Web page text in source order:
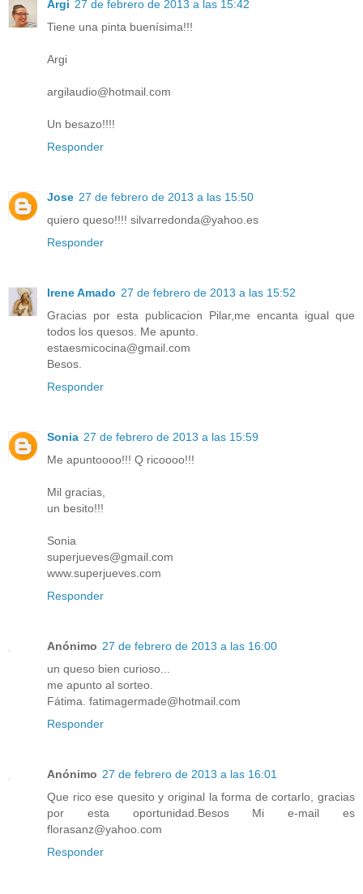
Argi 27 de febrero de 2013 a las 15:42
Tiene una pinta buenísima!!!
Argi
argilaudio@hotmail.com
Un besazo!!!!
Responder
Jose 27 de febrero de 2013 a las 15:50
quiero queso!!!! silvarredonda@yahoo.es
Responder
Irene Amado 27 de febrero de 2013 a las 15:52
Gracias por esta publicacion Pilar,me encanta igual que
todos los quesos. Me apunto.
estaesmicocina@gmail.com
Besos.
Responder
Sonia 27 de febrero de 2013 a las 15:59
Me apuntoooo!!! Q ricoooo!!!
Mil gracias,
un besito!!!
Sonia
superjueves@gmail.com
www.superjueves.com
Responder
Anónimo 27 de febrero de 2013 a las 16:00
un queso bien curioso...
me apunto al sorteo.
Fátima. fatimagermade@hotmail.com
Responder
Anónimo 27 de febrero de 2013 a las 16:01
Que rico ese quesito y original la forma de cortarlo, gracias
por esta oportunidad.Besos Mi e-mail es
florasanz@yahoo.com
Responder